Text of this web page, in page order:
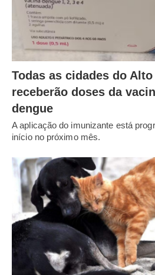
Todas as cidades do
receberão doses da
dengue
A aplicação do imunizante está
início no próximo mês.